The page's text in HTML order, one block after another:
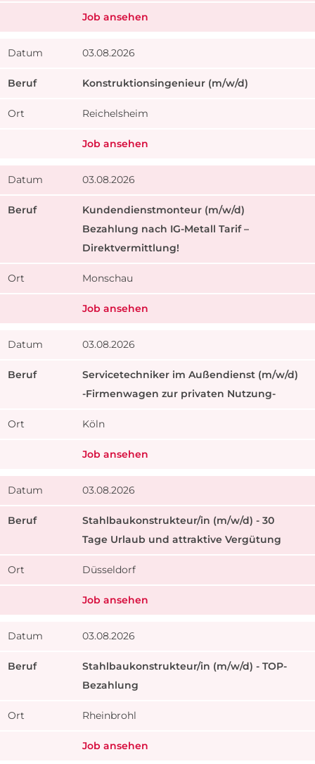
Job ansehen
03.08.2026
Konstruktionsingenieur (m/w/d)
Reichelsheim
Job ansehen
03.08.2026
Kundendienstmonteur (m/w/d)
Bezahlung nach IG-Metall Tarif –
Direktvermittlung!
Monschau
Job ansehen
03.08.2026
Servicetechniker im Außendienst (m/w/d)
-Firmenwagen zur privaten Nutzung-
Köln
Job ansehen
03.08.2026
Stahlbaukonstrukteur/in (m/w/d) - 30
Tage Urlaub und attraktive Vergütung
Düsseldorf
Job ansehen
03.08.2026
Stahlbaukonstrukteur/in (m/w/d) - TOP-
Bezahlung
Rheinbrohl
Job ansehen